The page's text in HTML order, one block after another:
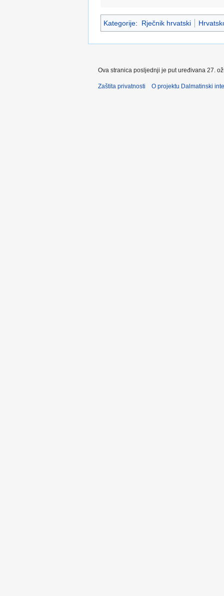
Kategorije: Rječnik hrvatski
Ova stranica posljednji je put uređivana 27.
Zaštita privatnosti O projektu Dalmatinski